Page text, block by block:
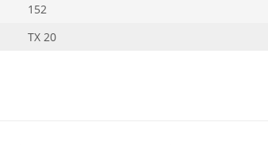
152
TX 20